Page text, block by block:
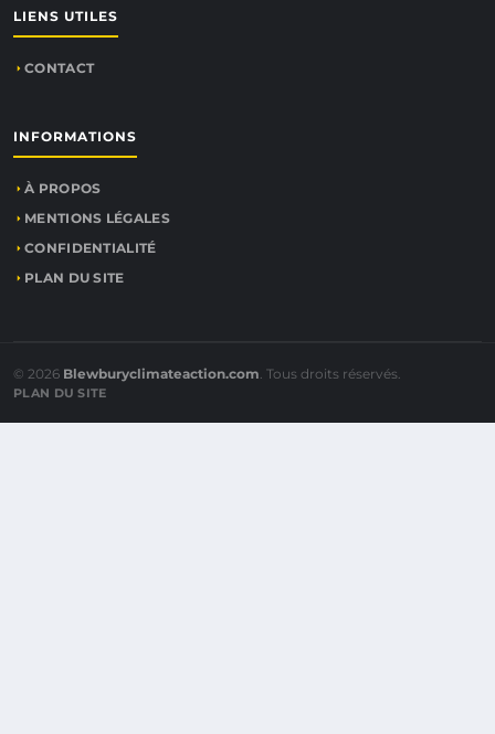
LIENS UTILES
CONTACT
INFORMATIONS
À PROPOS
MENTIONS LÉGALES
CONFIDENTIALITÉ
PLAN DU SITE
© 2026 Blewburyclimateaction.com. Tous droits réservés.
PLAN DU SITE